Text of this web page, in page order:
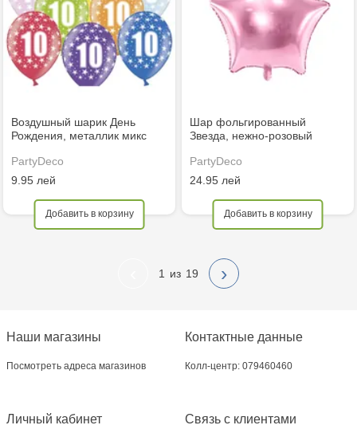
Воздушный шарик День
Рождения, металлик микс
PartyDeco
9.95 лей
Добавить в корзину
Шар фольгированный
Звезда, нежно-розовый
PartyDeco
24.95 лей
Добавить в корзину
1 19 ›
Наши магазины
Посмотреть адреса магазинов
Связь с клиентами
Личный кабинет
Контактные данные
Колл-центр: 079460460